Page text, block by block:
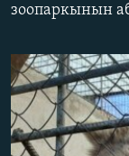
зоопаркынын